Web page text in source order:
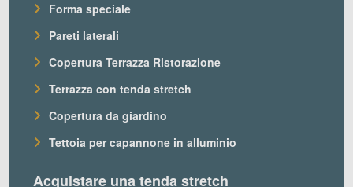
Forma speciale
Pareti laterali
Copertura Terrazza Ristorazione
Terrazza con tenda stretch
Copertura da giardino
Tettoia per capannone in alluminio
Acquistare una tenda stretch